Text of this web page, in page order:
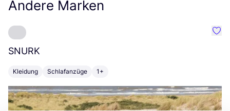
Andere Marken
SNURK
Kleidung Schlafanzüge 1+